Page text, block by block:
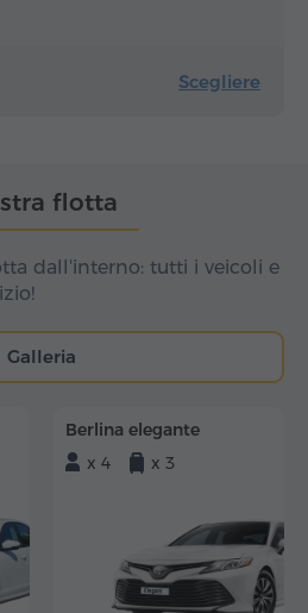
Scegliere
flotta
dall'interno: tutti i veicoli e
Galleria
Berlina elegante
x 4
x 3